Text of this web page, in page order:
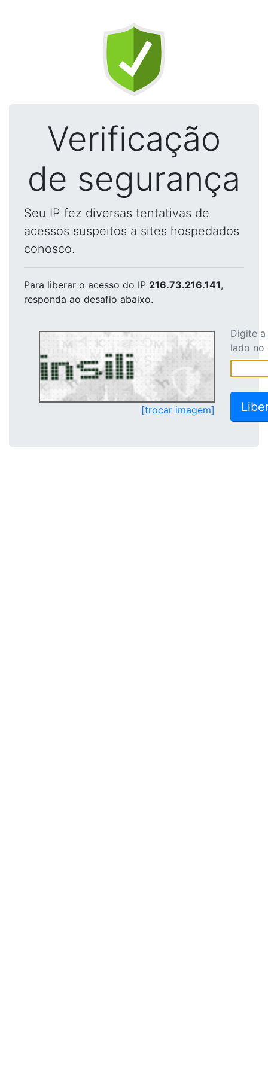
Verificação
de segurança
Seu IP fez diversas tentativas de
acessos suspeitos a sites hospedados
conosco.
Para liberar o acesso do IP 216.73.216.141,
responda ao desafio abaixo.
[trocar imagem]
Digite
lado no